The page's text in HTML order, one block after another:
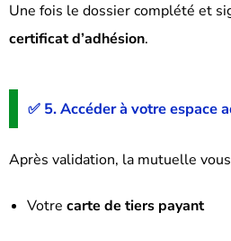
Une fois le dossier complété et
certificat d’adhésion.
✅ 5. Accéder à votre espace
Après validation, la mutuelle
Votre carte de tiers payant